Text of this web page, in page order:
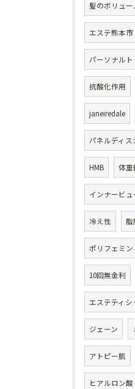
髪のボリュー
エステ熊本市
パーソナル
抗酸化作用
janeiredale
パネルディス
HMB 体重
インナービュ
冷え性 脂
ポリフェミン
10回無金利
エステティシ
ジェーン
アトピー肌
ヒアルロン酸